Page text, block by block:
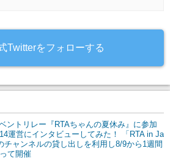
Twitterをフォローする
ントリレー『RTAちゃんの夏休み』に参加
運営にインタビューしてみた！ 「RTA in Ja
チャンネルの貸し出しを利用し8/9から1週間
て開催